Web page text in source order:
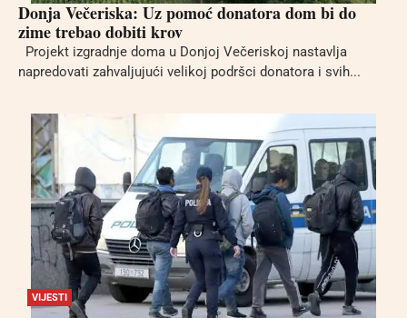
Donja Večeriska: Uz pomoć donatora dom bi do
zime trebao dobiti krov
Projekt izgradnje doma u Donjoj Večeriskoj nastavlja
napredovati zahvaljujući velikoj podršci donatora i svih...
VIJESTI